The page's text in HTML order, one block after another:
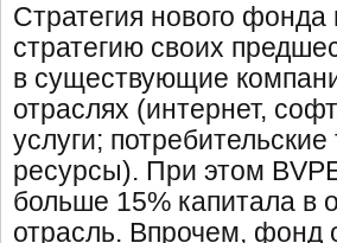
Стратегия нового
стратегию своих
в существующие
отраслях (интернет,
услуги;
ресурсы). При этом
больше 15% капитала в
отрасль. Впрочем, фонд